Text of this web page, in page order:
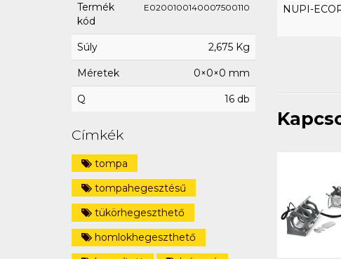
NUPI-
Termék
kód
E0200100140007500110
Súly 2,675 Kg
Méretek 0×0×0 mm
Q 16 db
Címkék
tompa
tompahegesztésű
tükörhegeszthető
homlokhegeszthető